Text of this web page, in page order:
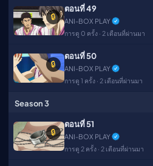
🔒
ตอนที่ 49
ANI-BOX PLAY
การดู 0 ครั้ง · 2 เดือนที่ผ่านมา
🔒
ตอนที่ 50
ANI-BOX PLAY
การดู 1 ครั้ง · 2 เดือนที่ผ่านมา
Season 3
🔒
ตอนที่ 51
ANI-BOX PLAY
การดู 2 ครั้ง · 2 เดือนที่ผ่านมา